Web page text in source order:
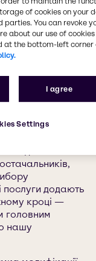
Center
ми
для
клеїв,
є все, що вам
послуги додають
кроці —
головним
нашу
of cookies on your
You can revoke
about our use of cookies
at the bottom-left corner
I agree
Settings